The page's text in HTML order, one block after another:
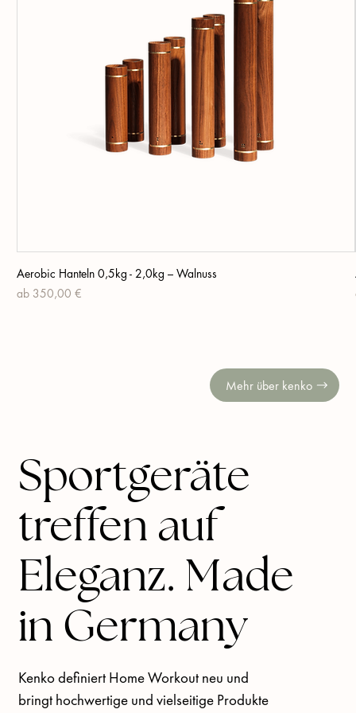
Aerobic Hanteln 0,5kg - 2,0kg – Walnuss
ab 350,00 €
Sale-Preis
Sportgeräte
treffen auf
Eleganz. Made
in Germany
Kenko definiert Home Workout neu und
bringt hochwertige und vielseitige Produkte
Mehr über kenko